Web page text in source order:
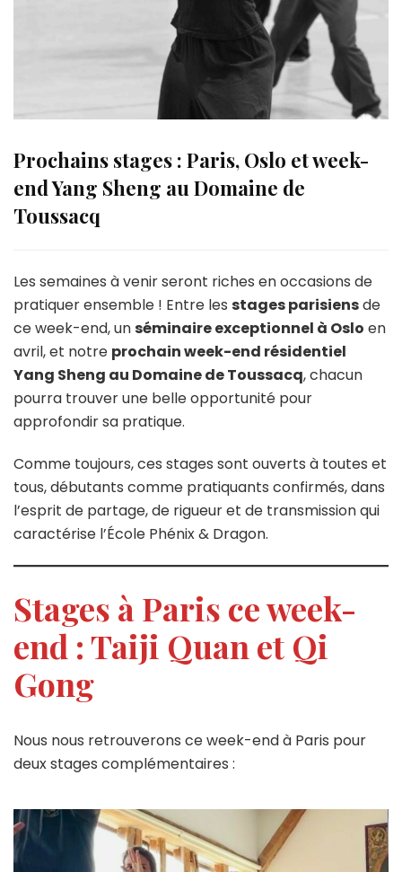
Prochains stages : Paris, Oslo et week-
end Yang Sheng au Domaine de
Toussacq
Les semaines à venir seront riches en occasions de
pratiquer ensemble ! Entre les stages parisiensde
ce week-end, unséminaire exceptionnel à Oslo en
avril, et notre prochain week-end résidentiel
Yang Sheng au Domaine de Toussacq, chacun
pourra trouver une belle opportunité pour
approfondir sa pratique.
Comme toujours, ces stages sont ouverts à toutes et
tous, débutants comme pratiquants confirmés, dans
l’esprit de partage, de rigueur et de transmission qui
caractérise l’École Phénix & Dragon.
Stages à Paris ce week-
end : Taiji Quan et Qi
Gong
Nous nous retrouverons ce week-end à Paris pour
deux stages complémentaires :